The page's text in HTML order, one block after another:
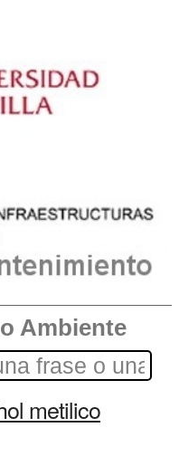
Ambiente
metilico